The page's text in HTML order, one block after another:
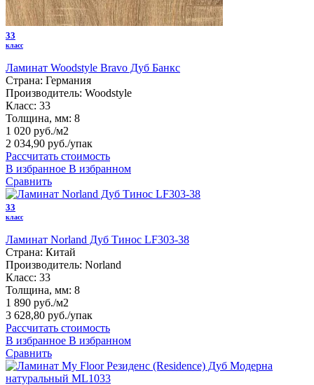
33
класс
Ламинат Woodstyle Bravo Дуб Банкс
Страна: Германия
Производитель: Woodstyle
Класс: 33
Толщина, мм: 8
1 020 руб./м2
2 034,90 руб./упак
Рассчитать стоимость
В избранное В избранном
Сравнить
33
класс
Ламинат Norland Дуб Тинос LF303-38
Страна: Китай
Производитель: Norland
Класс: 33
Толщина, мм: 8
1 890 руб./м2
3 628,80 руб./упак
Рассчитать стоимость
В избранное В избранном
Сравнить